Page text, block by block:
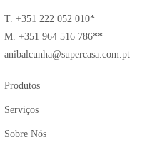
T. +351 222 052 010*
M. +351 964 516 786**
anibalcunha@supercasa.com.pt
Produtos
Serviços
Sobre Nós